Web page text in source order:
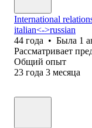
International
italian<->russian
44 года • Была 1
Рассматривает
Общий опыт
23 года 3 месяца